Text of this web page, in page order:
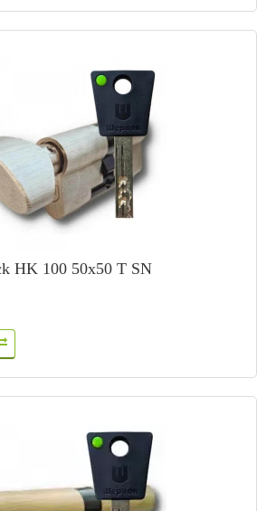
HK 100 50х50 T SN